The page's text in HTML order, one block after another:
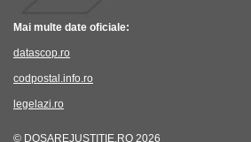
Mai multe date oficiale:
datascop.ro
codpostal.info.ro
legelazi.ro
© DOSAREJUSTITIE.RO 2026